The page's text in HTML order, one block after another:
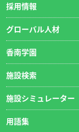
採用情報
グローバル人材
香南学園
施設検索
施設シミュレーター
用語集